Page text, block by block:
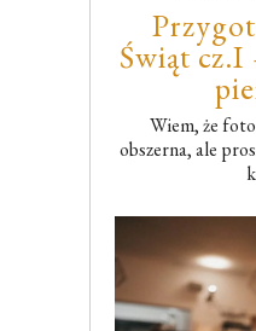
Świąt cz.I
Wiem, że
obszerna, ale